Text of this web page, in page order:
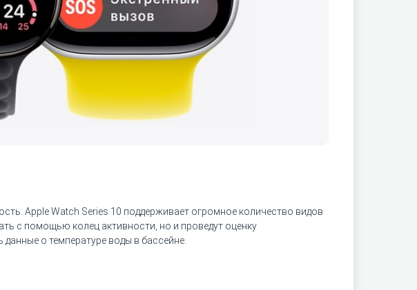
Apple Watch Series 10 поддерживает огромное количество видов
с помощью колец активности, но и проведут оценку
о температуре воды в бассейне.